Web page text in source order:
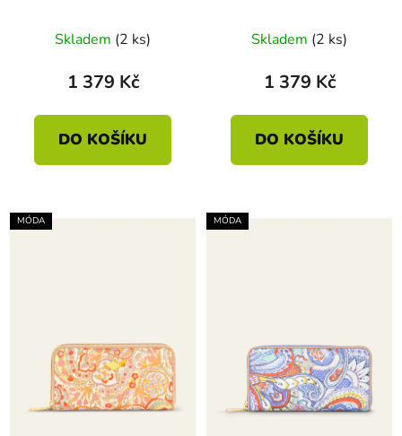
Skladem (2 ks)
1 379 Kč
DO KOŠÍKU
Skladem (2 ks)
1 379 Kč
DO KOŠÍKU
MÓDA MÓDA